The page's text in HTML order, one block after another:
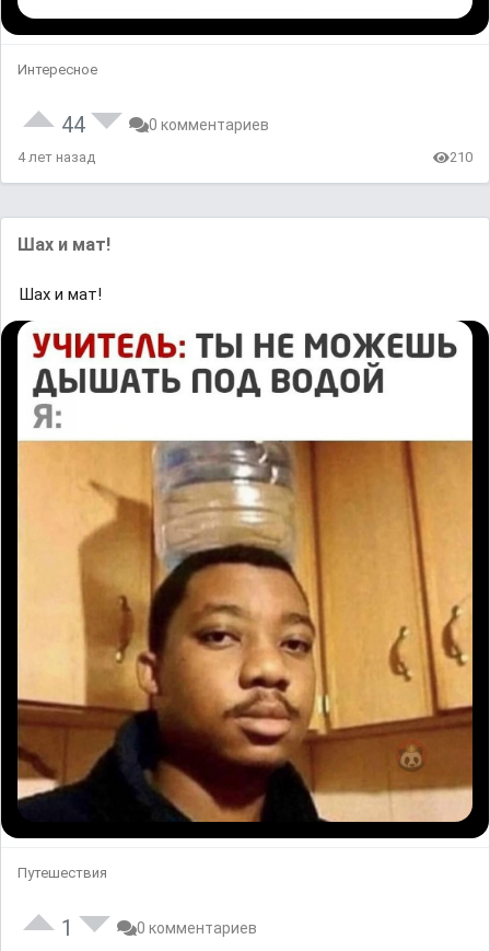
Интересное
44 0 комментариев
4 лет назад 210
Шах и мат!
Шах и мат!
Путешествия
1 0 комментариев